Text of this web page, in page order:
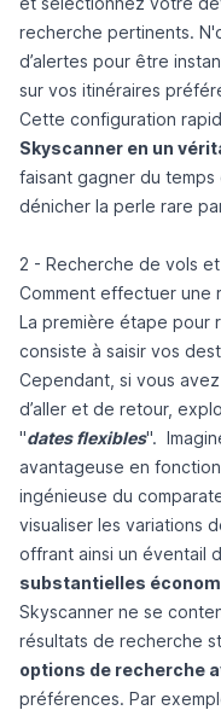
recherche pertinents.
d’alertes pour être
sur vos itinéraires
Cette configuration
Skyscanner en un
faisant gagner du temps
dénicher la perle rare
2 - Recherche de vols
Comment effectuer une
La première étape pour
consiste à saisir vos
Cependant, si vous
d’aller et de retour,
"dates flexibles".
avantageuse en
ingénieuse du
visualiser les variations
offrant ainsi un éventail
substantielles
Skyscanner ne se
résultats de recherche
options de recherche
préférences. Par